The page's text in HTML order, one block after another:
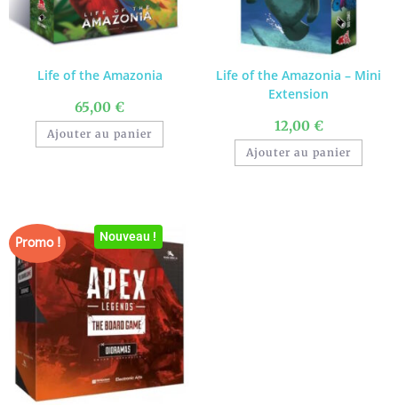
Life of the Amazonia
65,00 €
Ajouter au panier
Life of the Amazonia – Mini
Extension
12,00 €
Ajouter au panier
Promo ! Nouveau !